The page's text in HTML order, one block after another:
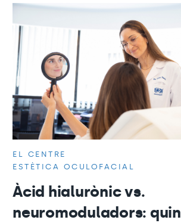
EL CENTRE
ESTÈTICA OCULOFACIAL
Àcid hialurònic vs.
neuromoduladors: quin